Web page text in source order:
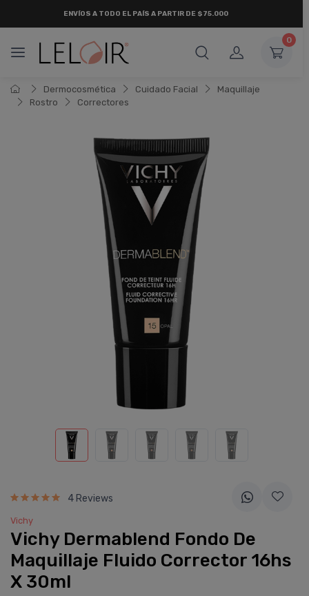
0
Dermocosmética Cuidado Facial
Maquillaje
Rostro
Correctores
4 Reviews
Vichy
Vichy Dermablend Fondo De
Maquillaje Fluido Corrector 16hs
X 30ml